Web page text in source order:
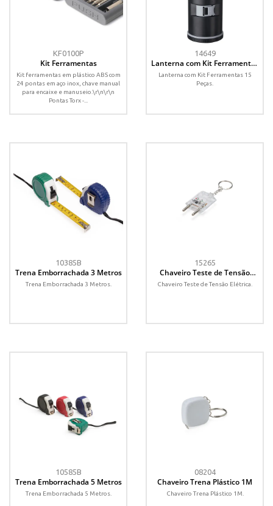
KF0100P
Kit Ferramentas
Kit ferramentas em plástico ABS com
24 pontas em aço inox, chave manual
para encaixe e manuseio.\r\n\r\n
Pontas Torx -...
14649
Lanterna com Kit Ferramentas
15 Peças
Lanterna com Kit Ferramentas 15
Peças.
10385B
Trena Emborrachada 3 Metros
Trena Emborrachada 3 Metros.
15265
Chaveiro Teste de Tensão
Elétrica
Chaveiro Teste de Tensão Elétrica.
10585B
Trena Emborrachada 5 Metros
Trena Emborrachada 5 Metros.
08204
Chaveiro Trena Plástico 1M
Chaveiro Trena Plástico 1M.